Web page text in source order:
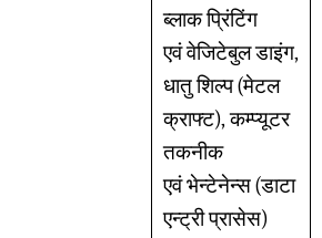
ब्लाक प्रिंटिंग
एवं वेजिटेबुल डाइंग,
धातु शिल्प (मेटल
क्राफ्ट), कम्प्यूटर
तकनीक
एवं भेन्टेनेन्स (डाटा
एन्ट्री प्रासेस)